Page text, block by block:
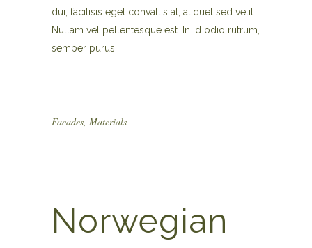
dui, facilisis eget convallis at, aliquet sed velit.
Nullam vel pellentesque est. In id odio rutrum,
semper purus...
Facades, Materials
Norwegian